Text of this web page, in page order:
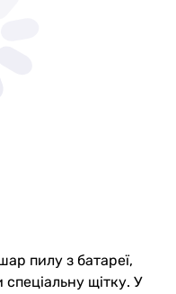
пилу з батареї,
щітку. У